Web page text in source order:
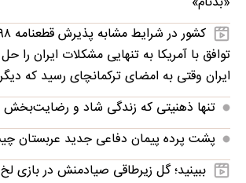
توافق با آمریکا به تنهایی مشکلات ایران را
ایران وقتی به امضای ترکمانچای رسید که
تنها ذهنیتی که زندگی شاد و رضایت‌بخش
پشت پرده پیمان دفاعی جدید عربستان
ببینید؛ گل زیرطاقی صیادمنش در بازی